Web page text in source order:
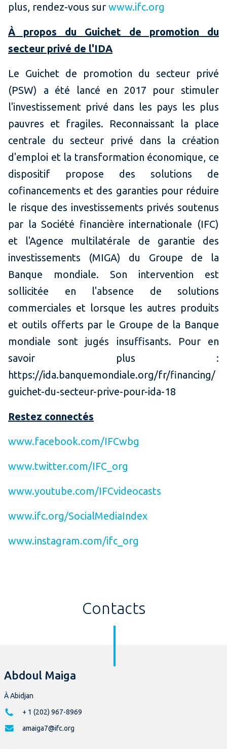
plus, rendez-vous sur www.ifc.org
À propos du Guichet de promotion du
secteur privé de l'IDA
Le Guichet de promotion du secteur privé
(PSW) a été lancé en 2017 pour stimuler
l'investissement privé dans les pays les plus
pauvres et fragiles. Reconnaissant la place
centrale du secteur privé dans la création
d'emploi et la transformation économique, ce
dispositif propose des solutions de
cofinancements et des garanties pour réduire
le risque des investissements privés soutenus
par la Société financière internationale (IFC)
et l'Agence multilatérale de garantie des
investissements (MIGA) du Groupe de la
Banque mondiale. Son intervention est
sollicitée en l'absence de solutions
commerciales et lorsque les autres produits
et outils offerts par le Groupe de la Banque
mondiale sont jugés insuffisants. Pour en
savoir plus :
https://ida.banquemondiale.org/fr/financing/
guichet-du-secteur-prive-pour-ida-18
Restez connectés
www.facebook.com/IFCwbg
www.twitter.com/IFC_org
www.youtube.com/IFCvideocasts
www.ifc.org/SocialMediaIndex
www.instagram.com/ifc_org
Contacts
Abdoul Maiga
À Abidjan
+ 1 (202) 967-8969
amaiga7@ifc.org